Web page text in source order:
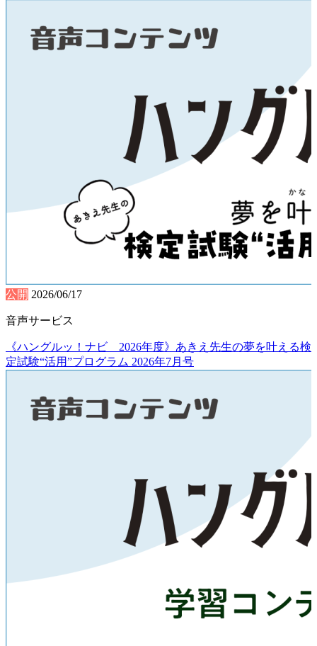
公開 2026/06/17
音声サービス
《ハングルッ！ナビ 2026年度》あきえ先生の夢を叶える検
定試験“活用”プログラム 2026年7月号